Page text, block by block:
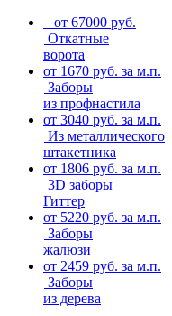
от 67000 руб.
Откатные
ворота
от 1670 руб. за м.п.
Заборы
из профнастила
от 3040 руб. за м.п.
Из металлического
штакетника
от 1806 руб. за м.п.
3D заборы
Гиттер
от 5220 руб. за м.п.
Заборы
жалюзи
от 2459 руб. за м.п.
Заборы
из дерева